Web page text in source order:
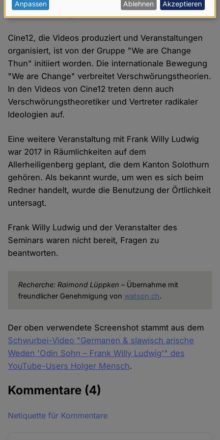
der eine Führungsrolle in dieser Szene ausübt.
Cine12, die Videos produziert und Veranstaltungen
organisiert, ist von der Gruppe "We are Change
Thun" initiiert worden. Die internationale Bewegung
"We are Change" verbreitet Verschwörungstheorien.
In den Videos von Cine12 treten denn auch
Verschwörungstheoretiker und Vertreter radikaler
Ideologien auf.
Eine weitere Veranstaltung mit Frank Willy Ludwig
war 2017 in Räumlichkeiten auf dem
Allerheiligenberg geplant, die dem Kanton Solothurn
gehören. Als bekannt wurde, um wen es sich beim
Redner handelt, wurde die Benutzung der Örtlichkeit
untersagt.
Frank Willy Ludwig und der Veranstalter des
Seminars waren nicht bereit, Fragen zu
beantworten.
Recherche: Raimond Lüppken – Übernahme mit
freundlicher Genehmigung von watson.ch.
Der oben verwendete Screenshot stammt aus dem
Schwurbei-Video "Germanen & slawisch arische
Weden 'Odin Sohn – Frank Willy Ludwig'" des
YouTube-Users Holger Mensch.
Kommentare (4)
Netiquette für Kommentare
personenbezogenen
Daten
und
Cookies
Anpassen Ablehnen Akzeptieren